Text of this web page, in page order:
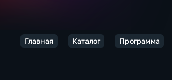
Главная Каталог Программа